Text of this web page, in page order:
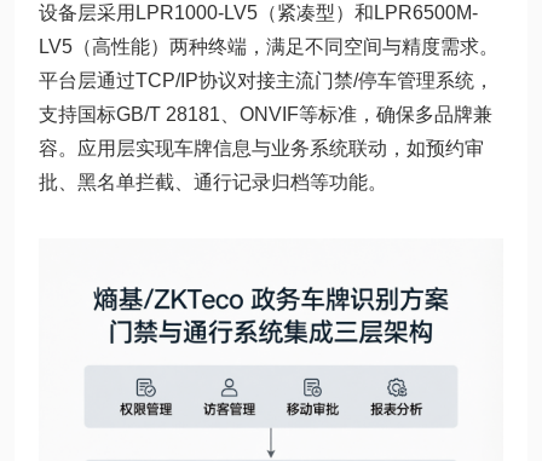
设备层采用LPR1000-LV5（紧凑型）和LPR6500M-
LV5（高性能）两种终端，满足不同空间与精度需求。
平台层通过TCP/IP协议对接主流门禁/停车管理系统，
支持国标GB/T 28181、ONVIF等标准，确保多品牌兼
容。应用层实现车牌信息与业务系统联动，如预约审
批、黑名单拦截、通行记录归档等功能。